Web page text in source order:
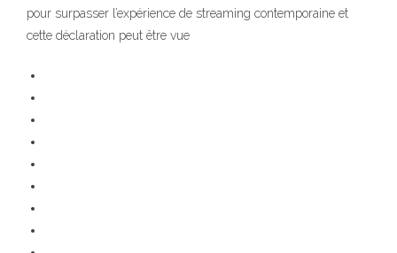
pour surpasser l’expérience de streaming contemporaine et
cette déclaration peut être vue